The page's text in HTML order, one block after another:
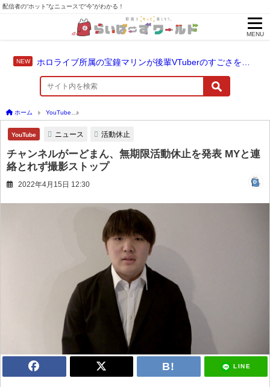
配信者の“ホット”なニュースで“今”がわかる！
MENU
ホーム YouTube
YouTube ニュース 活動休止
チャンネルがーどまん、無期限活動休止を発表 MYと連
絡とれず撮影ストップ
2022年4月15日 12:30
LINE